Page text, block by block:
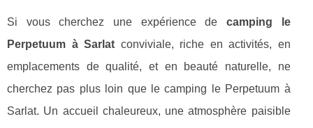
Si vous cherchez une expérience de camping le
Perpetuum à Sarlat conviviale, riche en activités, en
emplacements de qualité, et en beauté naturelle, ne
cherchez pas plus loin que le camping le Perpetuum à
Sarlat. Un accueil chaleureux, une atmosphère paisible